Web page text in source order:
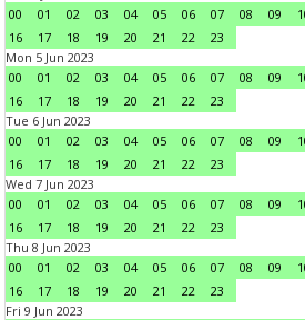
00
01 02 03 04 05 06 07 08 09
16
17 18 19 20 21 22
23
Mon 5 Jun 2023
00
01 02 03 04 05 06 07 08 09
16
17 18 19 20 21 22
23
Tue 6 Jun 2023
00
01 02 03 04 05 06 07 08 09
16
17 18 19 20 21 22
23
Wed 7 Jun 2023
00
01 02 03 04 05 06 07 08 09
16
17 18 19 20 21 22
23
Thu 8 Jun 2023
00
01 02 03 04 05 06 07 08 09
16
17 18 19 20 21 22
23
Fri 9 Jun 2023